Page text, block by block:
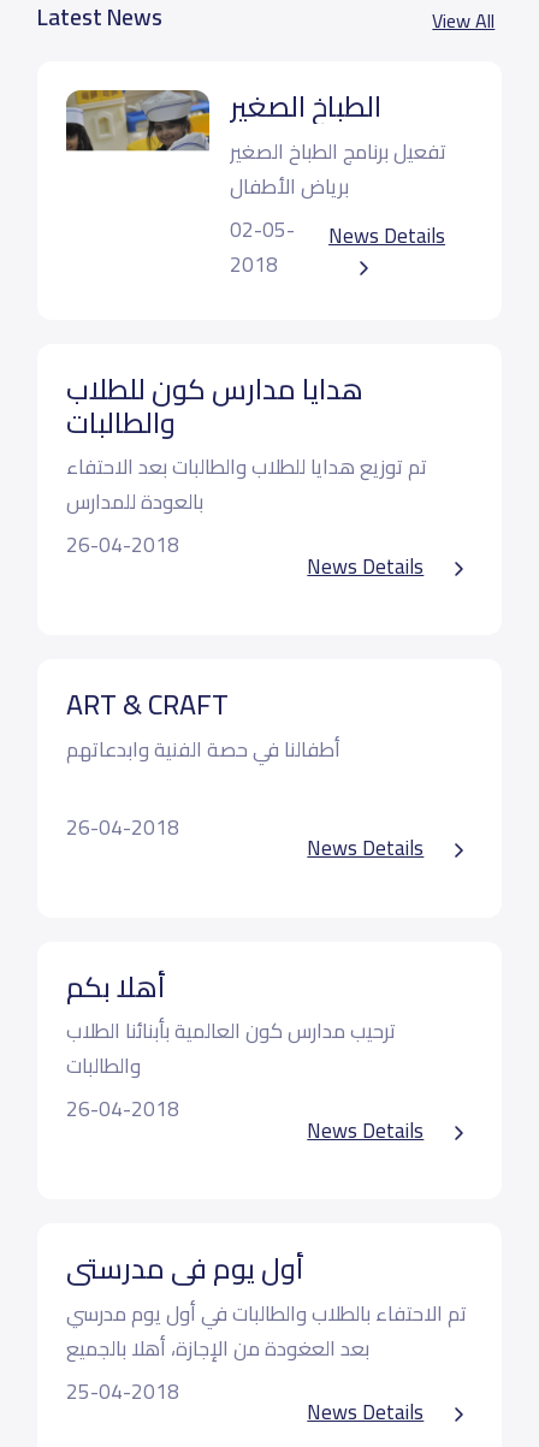
Latest News View All
الطباخ الصغير
تفعيل برنامج الطباخ الصغير
برياض الأطفال
02-05-
2018
News Details
هدايا مدارس كون للطلاب
والطالبات
تم توزيع هدايا للطلاب والطالبات بعد الاحتفاء
بالعودة للمدارس
26-04-2018
News Details
ART & CRAFT
أطفالنا في حصة الفنية وابدعاتهم
26-04-2018
News Details
أهلا بكم
ترحيب مدارس كون العالمية بأبنائنا الطلاب
والطالبات
26-04-2018
News Details
أول يوم في مدرستي
تم الاحتفاء بالطلاب والطالبات في أول يوم مدرسي
بعد العغودة من الإجازة، أهلا بالجميع
25-04-2018
News Details